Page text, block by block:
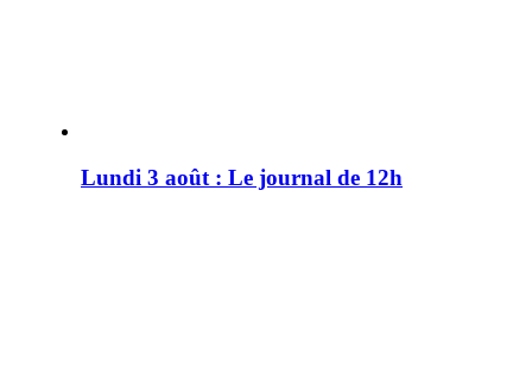
Lundi 3 août : Le journal de 12h